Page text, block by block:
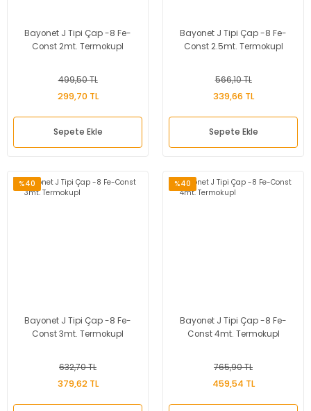
Bayonet J Tipi Çap -8 Fe-
Const 2mt. Termokupl
499,50 TL
299,70 TL
Sepete Ekle
Bayonet J Tipi Çap -8 Fe-
Const 2.5mt. Termokupl
566,10 TL
339,66 TL
Sepete Ekle
%40
Bayonet J Tipi Çap -8 Fe-
Const 3mt. Termokupl
632,70 TL
379,62 TL
%40
Bayonet J Tipi Çap -8 Fe-
Const 4mt. Termokupl
765,90 TL
459,54 TL